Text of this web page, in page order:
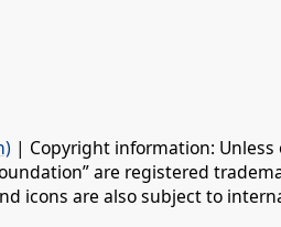
| Copyright information: Unless
are registered
icons are also subject to